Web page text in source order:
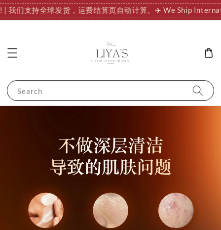
们支持全球发货，运费结算页自动计算。✈️ We Ship
Search